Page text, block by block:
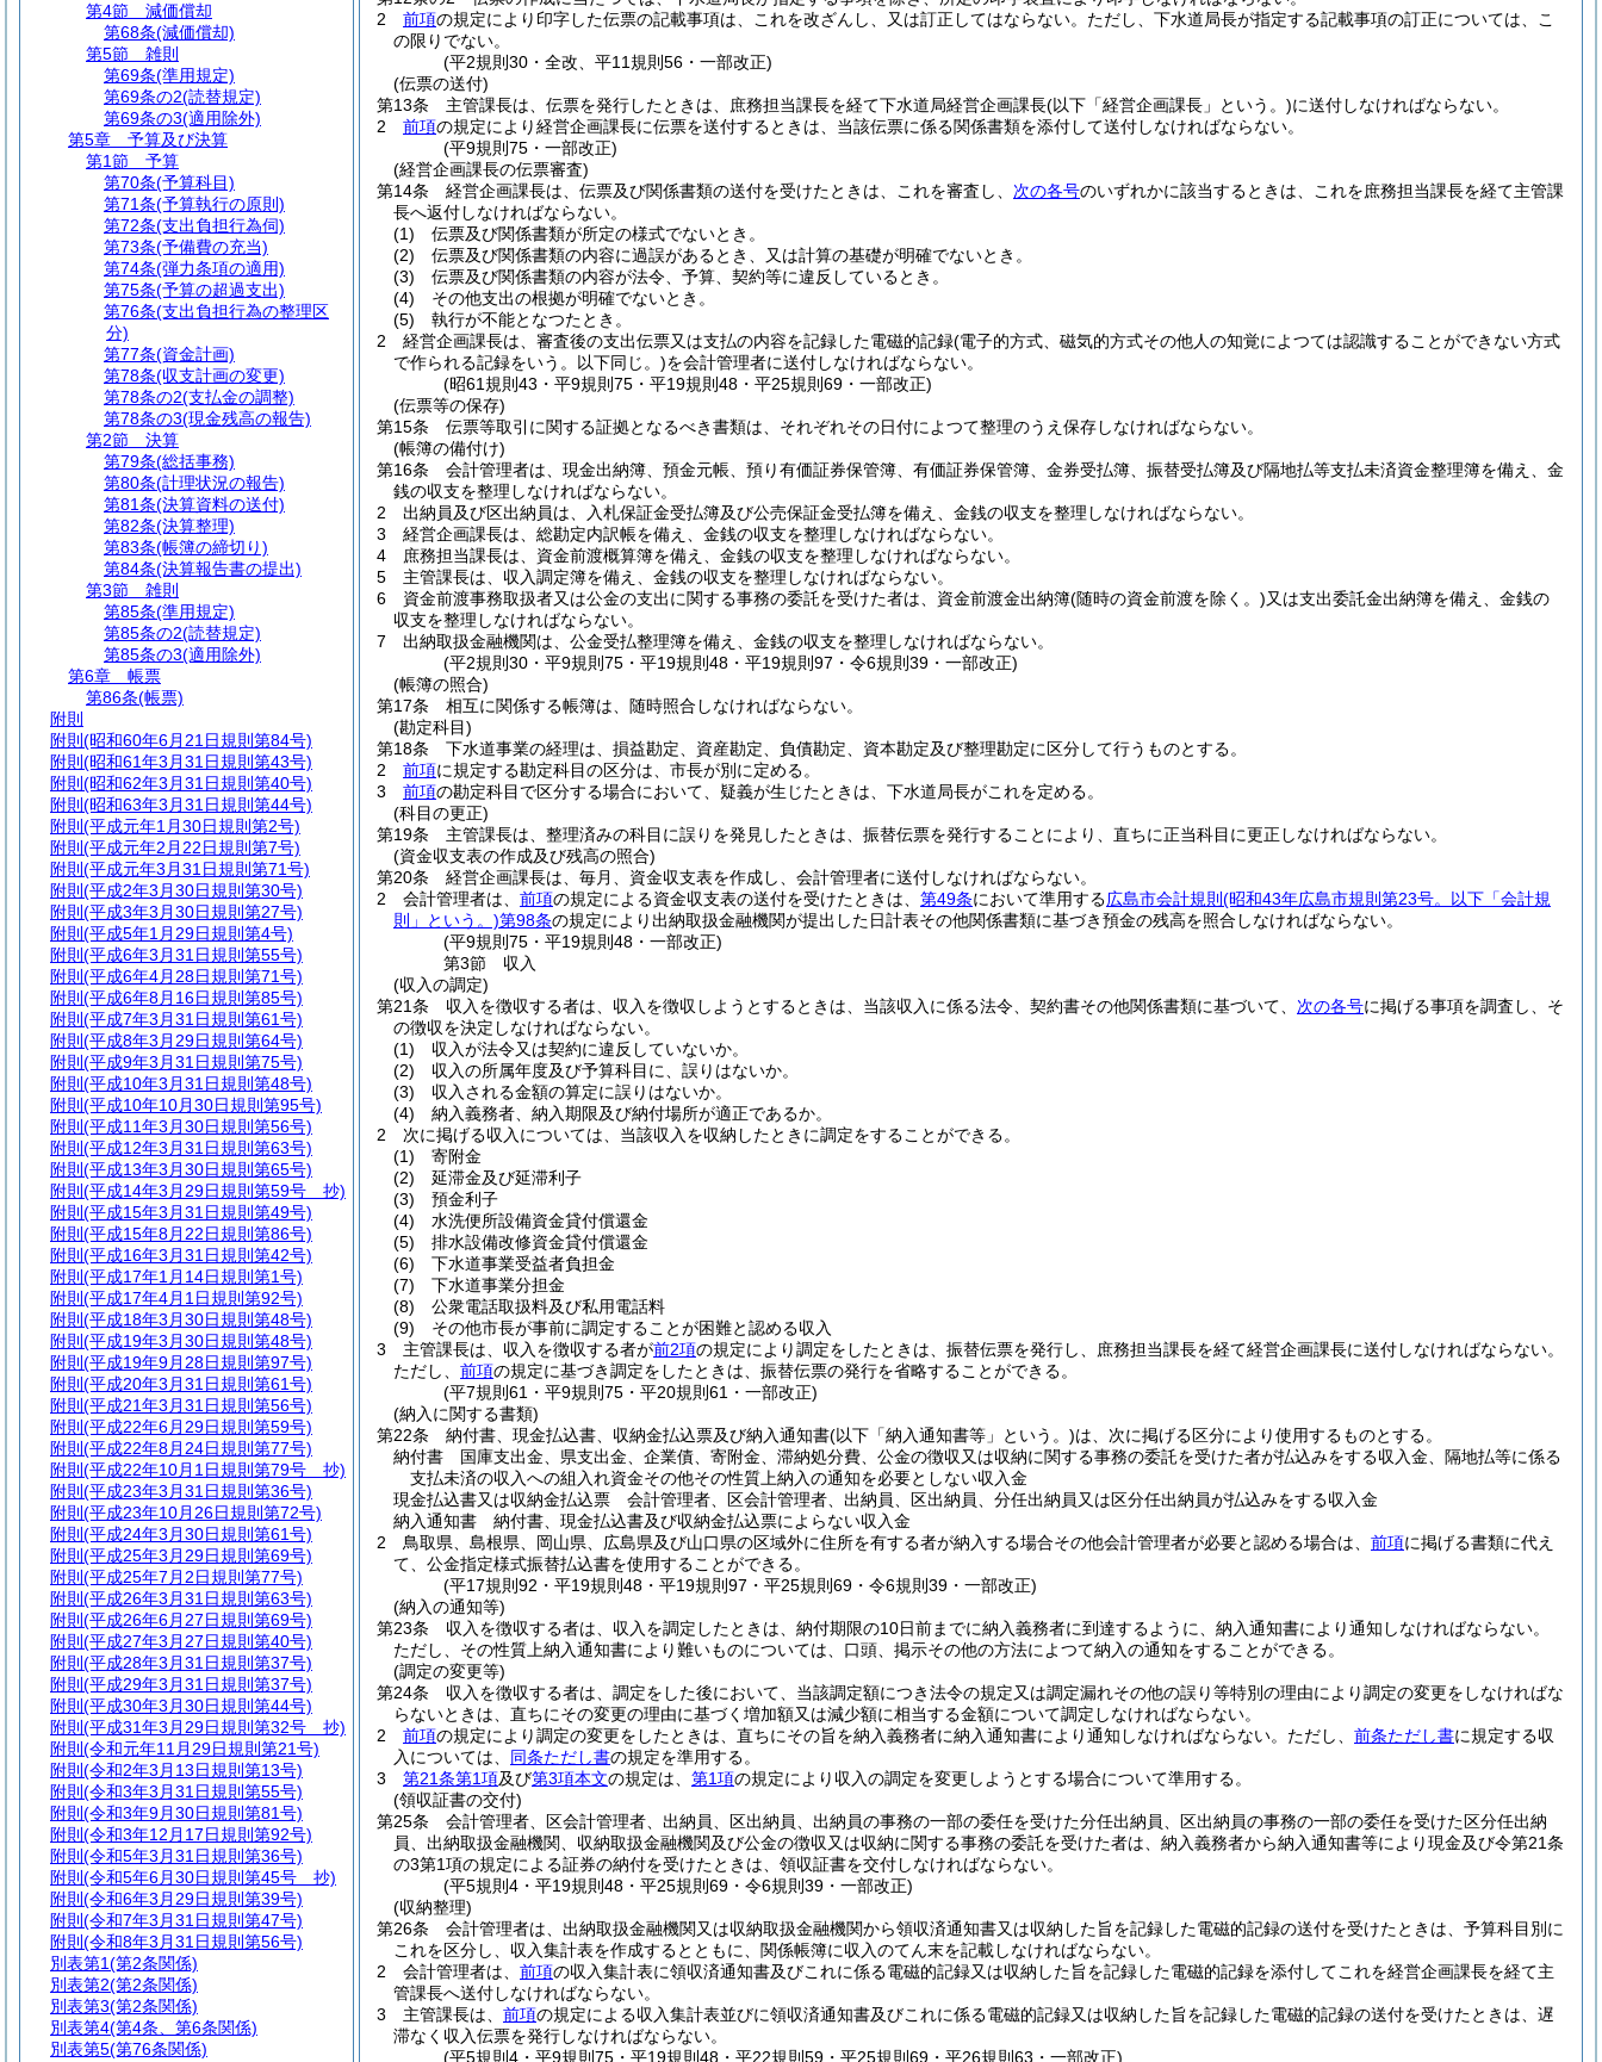
2
前項の規定により印字した伝票の記載事項は、これを改ざんし、又は訂正してはならない。 ただし、下水道局長が指定する記載事項の訂正については、こ
の限りでない。
(平2規則30・全改、平11規則56・一部改正)
(伝票の送付)
第13条
主管課長は、伝票を発行したときは、庶務担当課長を経て下水道局経営企画課長(以下「経営企画課長」という。)に送付しなければならない。
2
前項の規定により経営企画課長に伝票を送付するときは、当該伝票に係る関係書類を添付して送付しなければならない。
(平9規則75・一部改正)
(経営企画課長の伝票審査)
第14条
経営企画課長は、伝票及び関係書類の送付を受けたときは、これを審査し、 次の各号のいずれかに該当するときは、これを庶務担当課長を経て主管課
長へ返付しなければならない。
(1)
伝票及び関係書類が所定の様式でないとき。
(2)
伝票及び関係書類の内容に過誤があるとき、又は計算の基礎が明確でないとき。
(3)
伝票及び関係書類の内容が法令、予算、契約等に違反しているとき。
(4)
その他支出の根拠が明確でないとき。
(5)
執行が不能となつたとき。
2
経営企画課長は、審査後の支出伝票又は支払の内容を記録した電磁的記録(電子的方式、磁気的方式その他人の知覚によつては認識することができない方式
で作られる記録をいう。以下同じ。)を会計管理者に送付しなければならない。
(昭61規則43・平9規則75・平19規則48・平25規則69・一部改正)
(伝票等の保存)
第15条
伝票等取引に関する証拠となるべき書類は、それぞれその日付によつて整理のうえ保存しなければならない。
(帳簿の備付け)
第16条
会計管理者は、現金出納簿、預金元帳、預り有価証券保管簿、有価証券保管簿、金券受払簿、振替受払簿及び隔地払等支払未済資金整理簿を備え、金
銭の収支を整理しなければならない。
2
出納員及び区出納員は、入札保証金受払簿及び公売保証金受払簿を備え、金銭の収支を整理しなければならない。
3
経営企画課長は、総勘定内訳帳を備え、金銭の収支を整理しなければならない。
4
庶務担当課長は、資金前渡概算簿を備え、金銭の収支を整理しなければならない。
5
主管課長は、収入調定簿を備え、金銭の収支を整理しなければならない。
6
資金前渡事務取扱者又は公金の支出に関する事務の委託を受けた者は、資金前渡金出納簿(随時の資金前渡を除く。)又は支出委託金出納簿を備え、金銭の
収支を整理しなければならない。
7
出納取扱金融機関は、公金受払整理簿を備え、金銭の収支を整理しなければならない。
(平2規則30・平9規則75・平19規則48・平19規則97・令6規則39・一部改正)
(帳簿の照合)
第17条
相互に関係する帳簿は、随時照合しなければならない。
(勘定科目)
第18条
下水道事業の経理は、損益勘定、資産勘定、負債勘定、資本勘定及び整理勘定に区分して行うものとする。
2
前項に規定する勘定科目の区分は、市長が別に定める。
3
前項の勘定科目で区分する場合において、疑義が生じたときは、下水道局長がこれを定める。
(科目の更正)
第19条
主管課長は、整理済みの科目に誤りを発見したときは、振替伝票を発行することにより、直ちに正当科目に更正しなければならない。
(資金収支表の作成及び残高の照合)
第20条
経営企画課長は、毎月、資金収支表を作成し、会計管理者に送付しなければならない。
2
会計管理者は、 前項の規定による資金収支表の送付を受けたときは、 第49条において準用する広島市会計規則 (昭和43年広島市規則第23号。以下「会計規
則」という。)第98条の規定により出納取扱金融機関が提出した日計表その他関係書類に基づき預金の残高を照合しなければならない。
(平9規則75・平19規則48・一部改正)
第3節
収入
(収入の調定)
第21条
収入を徴収する者は、収入を徴収しようとするときは、当該収入に係る法令、契約書その他関係書類に基づいて、 次の各号に掲げる事項を調査し、そ
の徴収を決定しなければならない。
(1)
収入が法令又は契約に違反していないか。
(2)
収入の所属年度及び予算科目に、誤りはないか。
(3)
収入される金額の算定に誤りはないか。
(4)
納入義務者、納入期限及び納付場所が適正であるか。
2
次に掲げる収入については、当該収入を収納したときに調定をすることができる。
(1)
寄附金
(2)
延滞金及び延滞利子
(3)
預金利子
(4)
水洗便所設備資金貸付償還金
(5)
排水設備改修資金貸付償還金
(6)
下水道事業受益者負担金
(7)
下水道事業分担金
(8)
公衆電話取扱料及び私用電話料
(9)
その他市長が事前に調定することが困難と認める収入
3
主管課長は、収入を徴収する者が前2項の規定により調定をしたときは、振替伝票を発行し、庶務担当課長を経て経営企画課長に送付しなければならない。
ただし、 前項の規定に基づき調定をしたときは、振替伝票の発行を省略することができる。
(平7規則61・平9規則75・平20規則61・一部改正)
(納入に関する書類)
第22条
納付書、現金払込書、収納金払込票及び納入通知書(以下「納入通知書等」という。)は、次に掲げる区分により使用するものとする。
納付書 国庫支出金、県支出金、企業債、寄附金、滞納処分費、公金の徴収又は収納に関する事務の委託を受けた者が払込みをする収入金、隔地払等に係る
支払未済の収入への組入れ資金その他その性質上納入の通知を必要としない収入金
現金払込書又は収納金払込票 会計管理者、区会計管理者、出納員、区出納員、分任出納員又は区分任出納員が払込みをする収入金
納入通知書 納付書、現金払込書及び収納金払込票によらない収入金
2
鳥取県、島根県、岡山県、広島県及び山口県の区域外に住所を有する者が納入する場合その他会計管理者が必要と認める場合は、 前項に掲げる書類に代え
て、公金指定様式振替払込書を使用することができる。
(平17規則92・平19規則48・平19規則97・平25規則69・令6規則39・一部改正)
(納入の通知等)
第23条
収入を徴収する者は、収入を調定したときは、納付期限の10日前までに納入義務者に到達するように、納入通知書により通知しなければならない。
ただし、その性質上納入通知書により難いものについては、口頭、掲示その他の方法によつて納入の通知をすることができる。
(調定の変更等)
第24条
収入を徴収する者は、調定をした後において、当該調定額につき法令の規定又は調定漏れその他の誤り等特別の理由により調定の変更をしなければな
らないときは、直ちにその変更の理由に基づく増加額又は減少額に相当する金額について調定しなければならない。
2
前項の規定により調定の変更をしたときは、直ちにその旨を納入義務者に納入通知書により通知しなければならない。 ただし、 前条ただし書に規定する収
入については、 同条ただし書の規定を準用する。
3
第21条第1項及び第3項本文の規定は、 第1項の規定により収入の調定を変更しようとする場合について準用する。
(領収証書の交付)
第25条
会計管理者、区会計管理者、出納員、区出納員、出納員の事務の一部の委任を受けた分任出納員、区出納員の事務の一部の委任を受けた区分任出納
員、出納取扱金融機関、収納取扱金融機関及び公金の徴収又は収納に関する事務の委託を受けた者は、納入義務者から納入通知書等により現金及び令第21条
の3第1項の規定による証券の納付を受けたときは、領収証書を交付しなければならない。
(平5規則4・平19規則48・平25規則69・令6規則39・一部改正)
(収納整理)
第26条
会計管理者は、出納取扱金融機関又は収納取扱金融機関から領収済通知書又は収納した旨を記録した電磁的記録の送付を受けたときは、予算科目別に
これを区分し、収入集計表を作成するとともに、関係帳簿に収入のてん末を記載しなければならない。
2
会計管理者は、 前項の収入集計表に領収済通知書及びこれに係る電磁的記録又は収納した旨を記録した電磁的記録を添付してこれを経営企画課長を経て主
管課長へ送付しなければならない。
3
主管課長は、 前項の規定による収入集計表並びに領収済通知書及びこれに係る電磁的記録又は収納した旨を記録した電磁的記録の送付を受けたときは、遅
滞なく収入伝票を発行しなければならない。
(平5規則4・平9規則75・平19規則48・平22規則59・平25規則69・平26規則63・一部改正)
第4節
減価償却
第68条(減価償却)
第5節
雑則
第69条(準用規定)
第69条の2(読替規定)
第69条の3(適用除外)
第5章
予算及び決算
第1節
予算
第70条(予算科目)
第71条(予算執行の原則)
第72条(支出負担行為伺)
第73条(予備費の充当)
第74条(弾力条項の適用)
第75条(予算の超過支出)
第76条(支出負担行為の整理区
分)
第77条(資金計画)
第78条(収支計画の変更)
第78条の2(支払金の調整)
第78条の3(現金残高の報告)
第2節
決算
第79条(総括事務)
第80条(計理状況の報告)
第81条(決算資料の送付)
第82条(決算整理)
第83条(帳簿の締切り)
第84条(決算報告書の提出)
第3節
雑則
第85条(準用規定)
第85条の2(読替規定)
第85条の3(適用除外)
第6章
帳票
第86条(帳票)
附則
附則 (昭和60年6月21日規則第84号)
附則 (昭和61年3月31日規則第43号)
附則 (昭和62年3月31日規則第40号)
附則 (昭和63年3月31日規則第44号)
附則 (平成元年1月30日規則第2号)
附則 (平成元年2月22日規則第7号)
附則 (平成元年3月31日規則第71号)
附則 (平成2年3月30日規則第30号)
附則 (平成3年3月30日規則第27号)
附則 (平成5年1月29日規則第4号)
附則 (平成6年3月31日規則第55号)
附則 (平成6年4月28日規則第71号)
附則 (平成6年8月16日規則第85号)
附則 (平成7年3月31日規則第61号)
附則 (平成8年3月29日規則第64号)
附則 (平成9年3月31日規則第75号)
附則 (平成10年3月31日規則第48号)
附則 (平成10年10月30日規則第95号)
附則 (平成11年3月30日規則第56号)
附則 (平成12年3月31日規則第63号)
附則 (平成13年3月30日規則第65号)
附則 (平成14年3月29日規則第59号 抄)
附則 (平成15年3月31日規則第49号)
附則 (平成15年8月22日規則第86号)
附則 (平成16年3月31日規則第42号)
附則 (平成17年1月14日規則第1号)
附則 (平成17年4月1日規則第92号)
附則 (平成18年3月30日規則第48号)
附則 (平成19年3月30日規則第48号)
附則 (平成19年9月28日規則第97号)
附則 (平成20年3月31日規則第61号)
附則 (平成21年3月31日規則第56号)
附則 (平成22年6月29日規則第59号)
附則 (平成22年8月24日規則第77号)
附則 (平成22年10月1日規則第79号 抄)
附則 (平成23年3月31日規則第36号)
附則 (平成23年10月26日規則第72号)
附則 (平成24年3月30日規則第61号)
附則 (平成25年3月29日規則第69号)
附則 (平成25年7月2日規則第77号)
附則 (平成26年3月31日規則第63号)
附則 (平成26年6月27日規則第69号)
附則 (平成27年3月27日規則第40号)
附則 (平成28年3月31日規則第37号)
附則 (平成29年3月31日規則第37号)
附則 (平成30年3月30日規則第44号)
附則 (平成31年3月29日規則第32号 抄)
附則 (令和元年11月29日規則第21号)
附則 (令和2年3月13日規則第13号)
附則 (令和3年3月31日規則第55号)
附則 (令和3年9月30日規則第81号)
附則 (令和3年12月17日規則第92号)
附則 (令和5年3月31日規則第36号)
附則 (令和5年6月30日規則第45号 抄)
附則 (令和6年3月29日規則第39号)
附則 (令和7年3月31日規則第47号)
附則 (令和8年3月31日規則第56号)
別表第1(第2条関係)
別表第2(第2条関係)
別表第3(第2条関係)
別表第4(第4条、第6条関係)
別表第5(第76条関係)